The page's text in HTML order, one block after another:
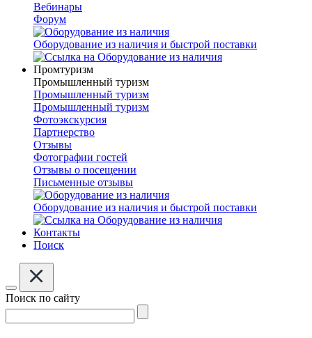
Вебинары
Форум
Оборудование из наличия и быстрой поставки
Промтуризм
Промышленный туризм
Промышленный туризм
Промышленный туризм
Фотоэкскурсия
Партнерство
Отзывы
Фотографии гостей
Отзывы о посещении
Письменные отзывы
Оборудование из наличия и быстрой поставки
Контакты
Поиск
Поиск по сайту